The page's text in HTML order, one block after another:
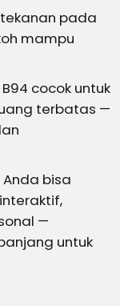
pada
mampu
cocok untuk
terbatas —
Anda bisa
—
untuk